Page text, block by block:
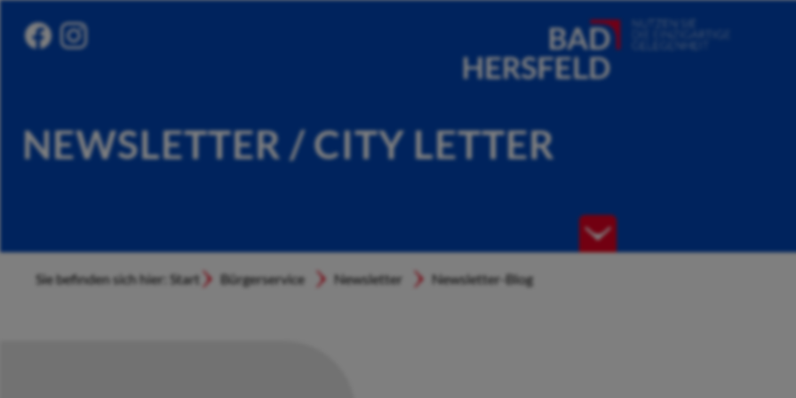
NEWSLETTER / CITY LETTER
Sie befinden sich hier: Start Bürgerservice Newsletter Newsletter-Blog